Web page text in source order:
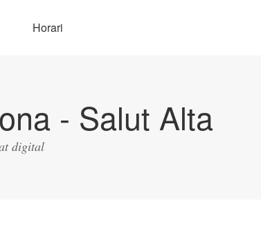
Horari
- Salut Alta
digital